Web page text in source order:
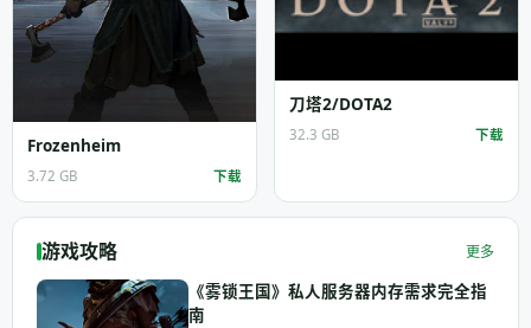
Frozenheim
3.72 GB 下载
刀塔2/DOTA2
32.3 GB 下载
游戏攻略 更多
《雾锁王国》私人服务器内存需求完全指
南